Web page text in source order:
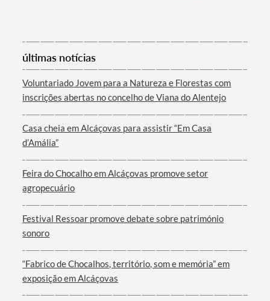
Categorias gerais
Filtros
últimas notícias
Voluntariado Jovem para a Natureza e Florestas com
inscrições abertas no concelho de Viana do Alentejo
Casa cheia em Alcáçovas para assistir “Em Casa
d’Amália”
Feira do Chocalho em Alcáçovas promove setor
agropecuário
Festival Ressoar promove debate sobre património
sonoro
“Fabrico de Chocalhos, território, som e memória” em
exposição em Alcáçovas